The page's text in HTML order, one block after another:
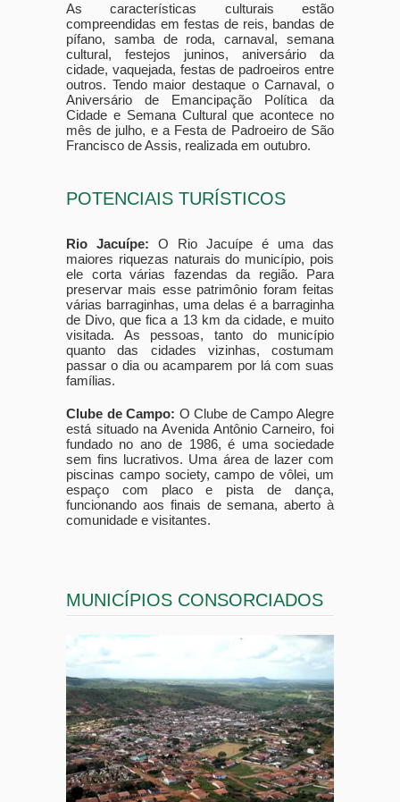
As características culturais estão
compreendidas em festas de reis, bandas de
pífano, samba de roda, carnaval, semana
cultural, festejos juninos, aniversário da
cidade, vaquejada, festas de padroeiros entre
outros. Tendo maior destaque o Carnaval, o
Aniversário de Emancipação Política da
Cidade e Semana Cultural que acontece no
mês de julho, e a Festa de Padroeiro de São
Francisco de Assis, realizada em outubro.
POTENCIAIS TURÍSTICOS
Rio Jacuípe: O Rio Jacuípe é uma das
maiores riquezas naturais do município, pois
ele corta várias fazendas da região. Para
preservar mais esse patrimônio foram feitas
várias barraginhas, uma delas é a barraginha
de Divo, que fica a 13 km da cidade, e muito
visitada. As pessoas, tanto do município
quanto das cidades vizinhas, costumam
passar o dia ou acamparem por lá com suas
famílias.
Clube de Campo: O Clube de Campo Alegre
está situado na Avenida Antônio Carneiro, foi
fundado no ano de 1986, é uma sociedade
sem fins lucrativos. Uma área de lazer com
piscinas campo society, campo de vôlei, um
espaço com placo e pista de dança,
funcionando aos finais de semana, aberto à
comunidade e visitantes.
MUNICÍPIOS CONSORCIADOS